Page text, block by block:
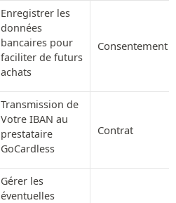
Enregistrer les
données
bancaires pour
faciliter de futurs
achats
Consentement
Transmission de
Votre IBAN au
prestataire
GoCardless
Contrat
Gérer les
éventuelles